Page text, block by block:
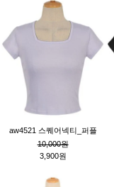
aw4521 스퀘어넥티_퍼플
10,000원
3,900원